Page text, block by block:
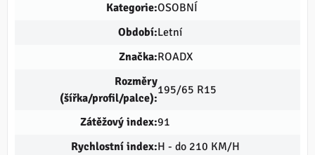
Kategorie:OSOBNÍ
Období:Letní
Značka:ROADX
Rozměry
(šířka/profil/palce):
195/65 R15
Zátěžový index:91
Rychlostní index:H - do 210 KM/H